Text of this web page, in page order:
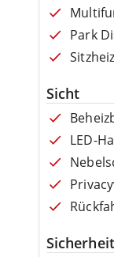
Park
Sicht
LED-
Sicherheit